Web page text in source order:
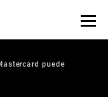
puede